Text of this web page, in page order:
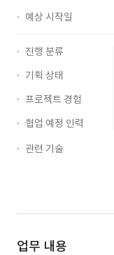
예상 시작일
진행 분류
기획 상태
프로젝트 경험
협업 예정 인력
관련 기술
업무 내용